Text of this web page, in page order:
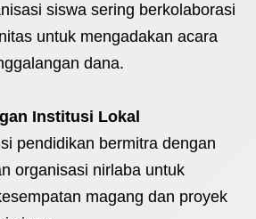
siswa sering berkolaborasi
untuk mengadakan acara
dana.
Institusi Lokal
pendidikan bermitra dengan
organisasi nirlaba untuk
magang dan proyek